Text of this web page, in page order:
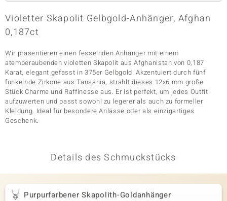
Classics
Violetter Skapolit Gelbgold-Anhänger, Afghan
0,187ct
Wir präsentieren einen fesselnden Anhänger mit einem
atemberaubenden violetten Skapolit aus Afghanistan von 0,187
Karat, elegant gefasst in 375er Gelbgold. Akzentuiert durch fünf
funkelnde Zirkone aus Tansania, strahlt dieses 12x6 mm große
Stück Charme und Raffinesse aus. Er ist perfekt, um jedes Outfit
aufzuwerten und passt sowohl zu legerer als auch zu formeller
Kleidung. Ideal für besondere Anlässe oder als einzigartiges
Geschenk.
Details des Schmuckstücks
Purpurfarbener Skapolith-Goldanhänger